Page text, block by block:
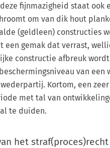
fijnmazigheid staat ook
om van dik hout
(geldleen) constructies
een gemak dat verrast,
constructie afbreuk
van een
Kortom, een
met tal van
te duiden.
het straf(proces)recht